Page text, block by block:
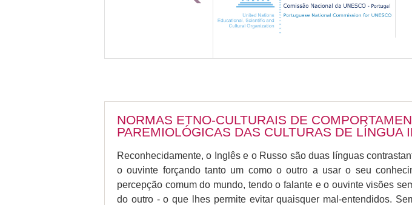
NORMAS ETNO-CULTURAIS DE
PAREMIOLÓGICAS DAS CULTURAS DE LÍNGUA
Reconhecidamente, o Inglês e o Russo são duas línguas
o ouvinte forçando tanto um como o outro a usar o seu
percepção comum do mundo, tendo o falante e o ouvinte visões
do outro - o que lhes permite evitar quaisquer mal-entendidos.